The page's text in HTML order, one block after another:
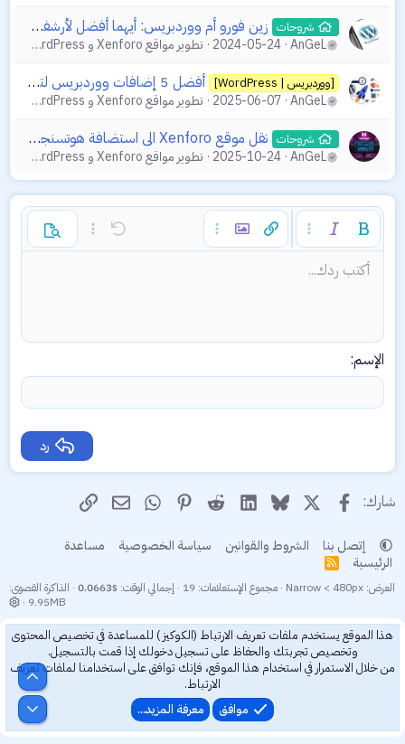
شروحات زين فورو أم ووردبريس: أيهما أفضل لأرشفة جوجل؟
AnGeL
2024-05-24 تطوير مواقع Xenforo و WordPress
[ووردبريس | WordPress] أفضل 5 إضافات ووردبريس لتسريع موقعك في 2025
AnGeL
2025-06-07 تطوير مواقع Xenforo و WordPress
شروحات نقل موقع Xenforo الى استضافة هوتسنجر (Hostinger) يدويا خطوة خطوة بالتفصيل
AnGeL
2025-10-24 تطوير مواقع Xenforo و WordPress
غامق مائل خيارات إضافية...
إدراج رابطإدراج صورةخيارات إضافية... تراجع خيارات إضافية...
معاينة
حجم الخط
9
18
22
لون النص
Tahoma
Heading 2
الإبتسامات
إقتباسميديا إعادةتبديل الـ BB codeإزالة التنسيقأكتب ردك...
الإسم
رد
شارك: فيسبوك
X
Bluesky
LinkedIn
Reddit
Pinterest
WhatsApp
البريد الإلكتروني
الرابط
إتصل بنا الشروط والقوانين سياسة الخصوصية
مساعدة
الرئيسية
R
S
العرض مجموع الإستعلامات 19 إجمالي الوقت 0.0663s الذاكرة القصوى
9.95MB
هذا الموقع يستخدم ملفات تعريف الارتباط (الكوكيز ) للمساعدة في تخصيص المحتوى
وتخصيص تجربتك والحفاظ على تسجيل دخولك إذا قمت بالتسجيل.
من خلال الاستمرار في استخدام هذا الموقع، فإنك توافق على استخدامنا لملفات تعريف
الارتباط.
موافق
معرفة المزيد...
أعلى